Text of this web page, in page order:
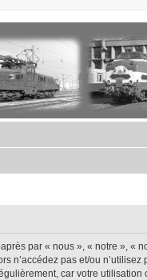
par « nous », « notre », «
n’accédez pas et/ou
car votre